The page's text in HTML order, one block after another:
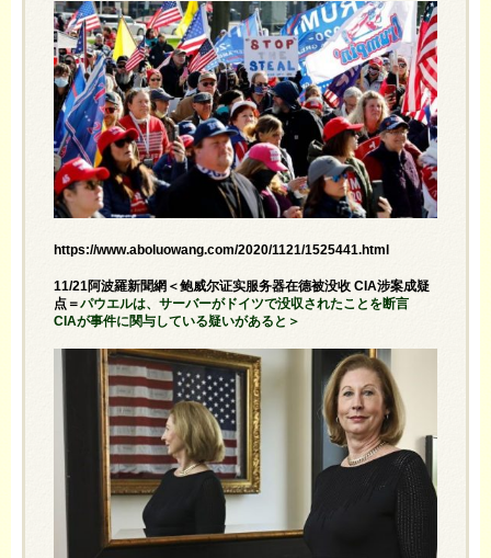
https://www.aboluowang.com/2020/1121/1525441.html
11/21阿波羅新聞網＜鲍威尔证实服务器在德被没收 CIA涉案成疑
点＝パウエルは、サーバーがドイツで没収されたことを断言
CIAが事件に関与している疑いがあると＞